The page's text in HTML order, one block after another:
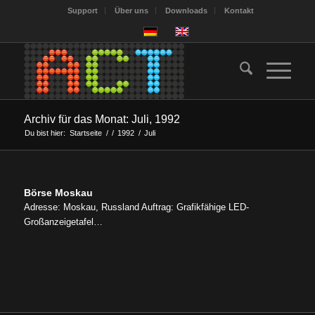
Support Über uns Downloads Kontakt
Archiv für das Monat: Juli, 1992
Du bist hier: Startseite / / 1992 / Juli
Börse Moskau
Adresse: Moskau, Russland Auftrag: Grafikfähige LED-
Großanzeigetafel…